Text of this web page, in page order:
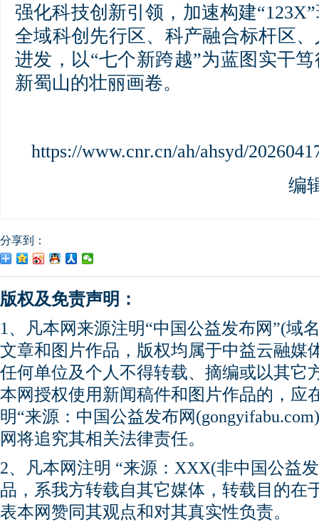
强化科技创新引领，加速构建
全域科创先行区、科产融合标杆区
进发，以“七个新跨越”为蓝图实干
新蜀山的壮丽画卷。
https://www.cnr.cn/ah/ahsyd/
编
分享到：
版权及免责声明：
1、凡本网来源注明“中国公益发布网”(域
文章和图片作品，版权均属于中益云融媒
任何单位及个人不得转载、摘编或以其它
本网授权使用新闻稿件和图片作品的，应
明“来源：中国公益发布网
网将追究其相关法律责任。
2、凡本网注明 “来源：XXX(非中国公益
品，系我方转载自其它媒体，转载目的在
表本网赞同其观点和对其真实性负责。